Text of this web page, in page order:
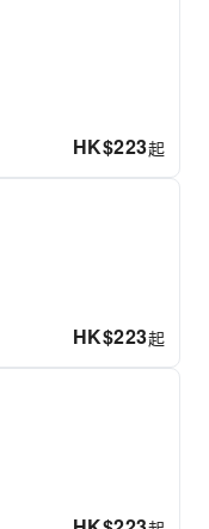
HK$223起
HK$223起